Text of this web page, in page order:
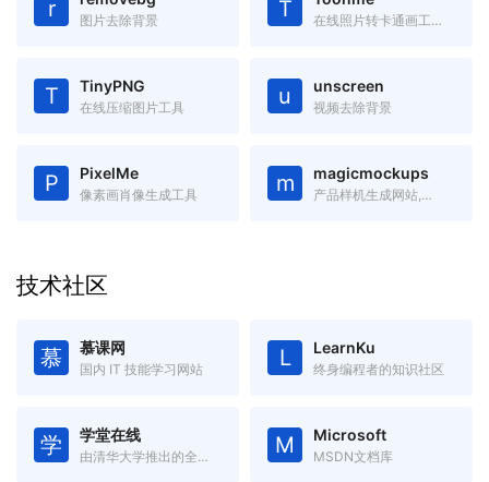
r 图片去除背景 T 在线照片转卡通画工具-Toonme
T TinyPNG
在线压缩图片工具 u unscreen
视频去除背景
P PixelMe
像素画肖像生成工具 m magicmockups
产品样机生成网站,里面有手机、电脑、平板等产品的样机图,只需要添加图片,就可以将图片嵌入到样机中
技术社区
慕 慕课网
国内 IT 技能学习网站 L LearnKu
终身编程者的知识社区
学 学堂在线
由清华大学推出的全球首个中文大规模开放在线课堂平台。 M Microsoft
MSDN文档库